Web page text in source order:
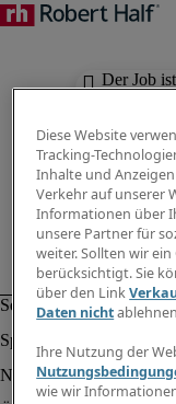
Der Job
Diese Website
Tracking-
Inhalte und
Verkehr auf unserer
Informationen über
unsere Partner für
weiter. Sollten wir
berücksichtigt. Sie
über den Link
Daten nicht
Ihre Nutzung der
wie wir